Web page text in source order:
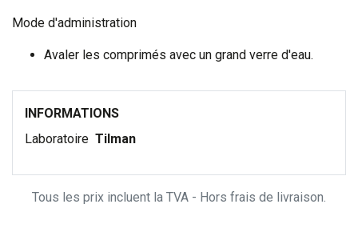
Mode d'administration
Avaler les comprimés avec un grand verre d'eau.
INFORMATIONS
Laboratoire Tilman
Tous les prix incluent la TVA - Hors frais de livraison.